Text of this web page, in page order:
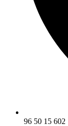
96 50 15 602